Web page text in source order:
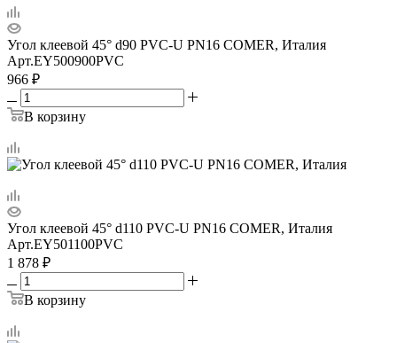
Угол клеевой 45° d90 PVC-U PN16 COMER, Италия
Арт.EY500900PVC
966 ₽
В корзину
Угол клеевой 45° d110 PVC-U PN16 COMER, Италия
Арт.EY501100PVC
1 878 ₽
В корзину